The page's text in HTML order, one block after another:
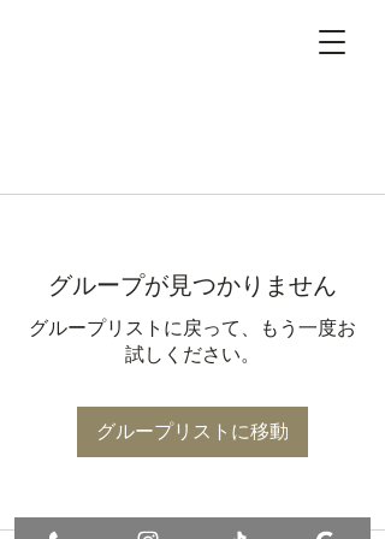
グループが見つかりません
グループリストに戻って、もう一度お
試しください。
グループリストに移動